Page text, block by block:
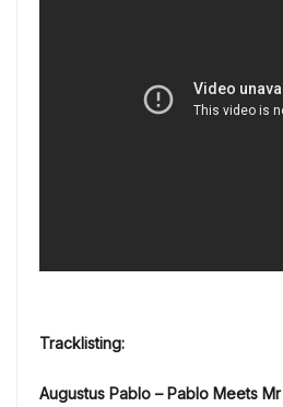
Tracklisting:
Augustus Pablo – Pablo Meets